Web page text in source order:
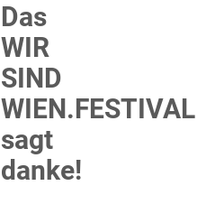
Das
WIR
SIND
WIEN.FESTIVAL
sagt
danke!